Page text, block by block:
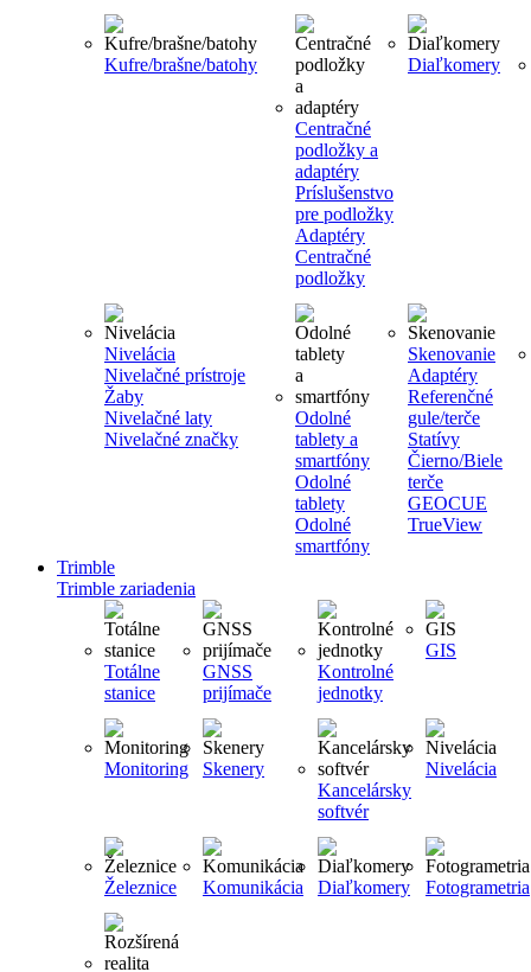
Kufre/brašne/batohy
Centračné
podložky a
adaptéry
Príslušenstvo
pre podložky
Adaptéry
Centračné
podložky
Diaľkomery
Nivelácia
Nivelačné prístroje
Žaby
Nivelačné laty
Nivelačné značky
Odolné
tablety a
smartfóny
Odolné
tablety
Odolné
smartfóny
Skenovanie
Adaptéry
Referenčné
gule/terče
Statívy
Čierno/Biele
terče
GEOCUE
TrueView
Trimble
Trimble zariadenia
Totálne
stanice
GNSS
prijímače
Kontrolné
jednotky
GIS
Monitoring
Skenery
Kancelársky
softvér
Nivelácia
Železnice Komunikácia Diaľkomery Fotogrametria